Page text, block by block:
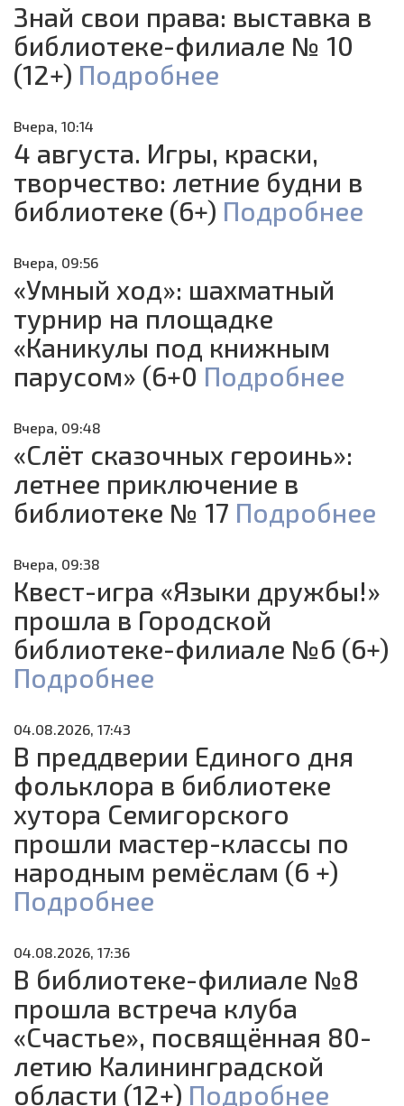
Знай свои права: выставка в
библиотеке-филиале № 10
(12+) Подробнее
Вчера, 10:14
4 августа. Игры, краски,
творчество: летние будни в
библиотеке (6+) Подробнее
Вчера, 09:56
«Умный ход»: шахматный
турнир на площадке
«Каникулы под книжным
парусом» (6+0 Подробнее
Вчера, 09:48
«Слёт сказочных героинь»:
летнее приключение в
библиотеке № 17 Подробнее
Вчера, 09:38
Квест-игра «Языки дружбы!»
прошла в Городской
библиотеке-филиале №6 (6+)
Подробнее
04.08.2026, 17:43
В преддверии Единого дня
фольклора в библиотеке
хутора Семигорского
прошли мастер-классы по
народным ремёслам (6 +)
Подробнее
04.08.2026, 17:36
В библиотеке-филиале №8
прошла встреча клуба
«Счастье», посвящённая 80-
летию Калининградской
области (12+) Подробнее